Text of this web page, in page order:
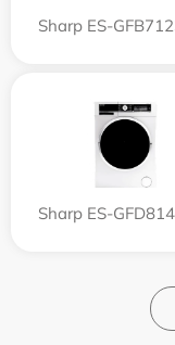
Sharp ES-
Sharp ES-